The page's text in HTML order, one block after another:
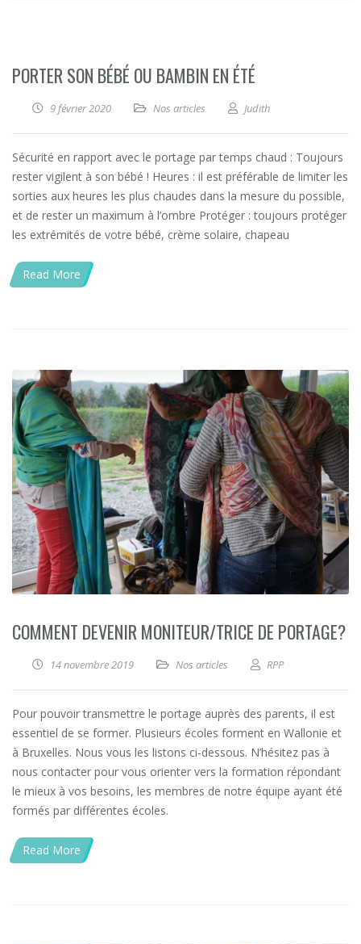
PORTER SON BÉBÉ OU BAMBIN EN ÉTÉ
9 février 2020 Nos articles Judith
Sécurité en rapport avec le portage par temps chaud : Toujours
rester vigilent à son bébé ! Heures : il est préférable de limiter les
sorties aux heures les plus chaudes dans la mesure du possible,
et de rester un maximum à l’ombre Protéger : toujours protéger
les extrémités de votre bébé, crème solaire, chapeau
Read More
COMMENT DEVENIR MONITEUR/TRICE DE PORTAGE?
14 novembre 2019 Nos articles RPP
Pour pouvoir transmettre le portage auprès des parents, il est
essentiel de se former. Plusieurs écoles forment en Wallonie et
à Bruxelles. Nous vous les listons ci-dessous. N’hésitez pas à
nous contacter pour vous orienter vers la formation répondant
le mieux à vos besoins, les membres de notre équipe ayant été
formés par différentes écoles.
Read More